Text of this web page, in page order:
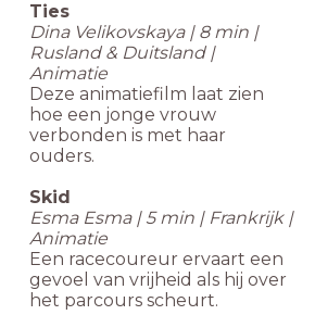
Ties
Dina Velikovskaya | 8 min |
Rusland & Duitsland |
Animatie
Deze animatiefilm laat zien
hoe een jonge vrouw
verbonden is met haar
ouders.
Skid
Esma Esma | 5 min | Frankrijk |
Animatie
Een racecoureur ervaart een
gevoel van vrijheid als hij over
het parcours scheurt.